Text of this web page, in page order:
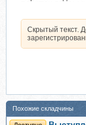
Скрытый текст.
Похожие складчины